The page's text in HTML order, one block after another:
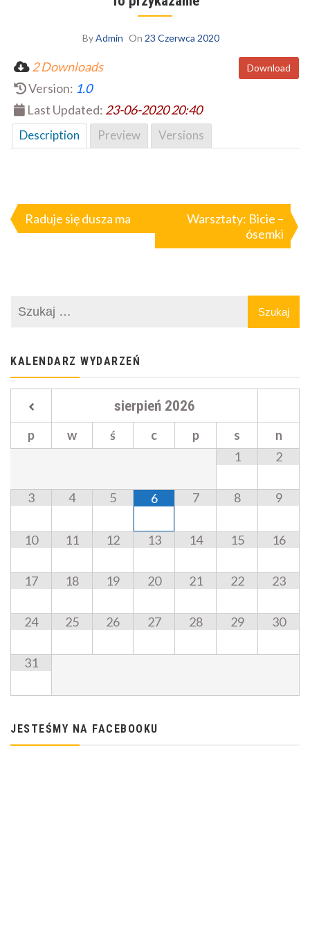
ByAdmin On 23 Czerwca 2020
Download
2 Downloads
Version: 1.0
Last Updated: 23-06-2020 20:40
Description Preview Versions
wpisu
Raduje się dusza ma
Warsztaty: Bicie –
ósemki
KALENDARZ WYDARZEŃ
sierpień 2026
p w ś c p s
n
1
2
3 4 5 6 7 8 9
10 11 12 13 14 15 16
17 18 19 20 21 22 23
24 25 26 27 28 29 30
31
JESTEŚMY NA FACEBOOKU